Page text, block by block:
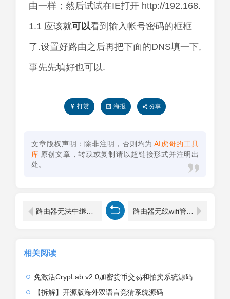
由一样；然后试试在IE打开 http://192.168.
1.1 应该就可以看到输入帐号密码的框框
了.设置好路由之后再把下面的DNS填一下,
事先先填好也可以.
打赏 海报 分享
文章版权声明：除非注明，否则均为 AI虎哥的工具
库 原创文章，转载或复制请以超链接形式并注明出
处。
路由器无法中继其他路由器的中文 Wi-Fi 名称（SSID） 路由器无线wifi管理员密码不知道怎么办？
相关阅读
免激活CrypLab v2.0加密货币交易和拍卖系统源码，前台新增中文后台全部汉化
【拆解】开源版海外双语言竞猜系统源码